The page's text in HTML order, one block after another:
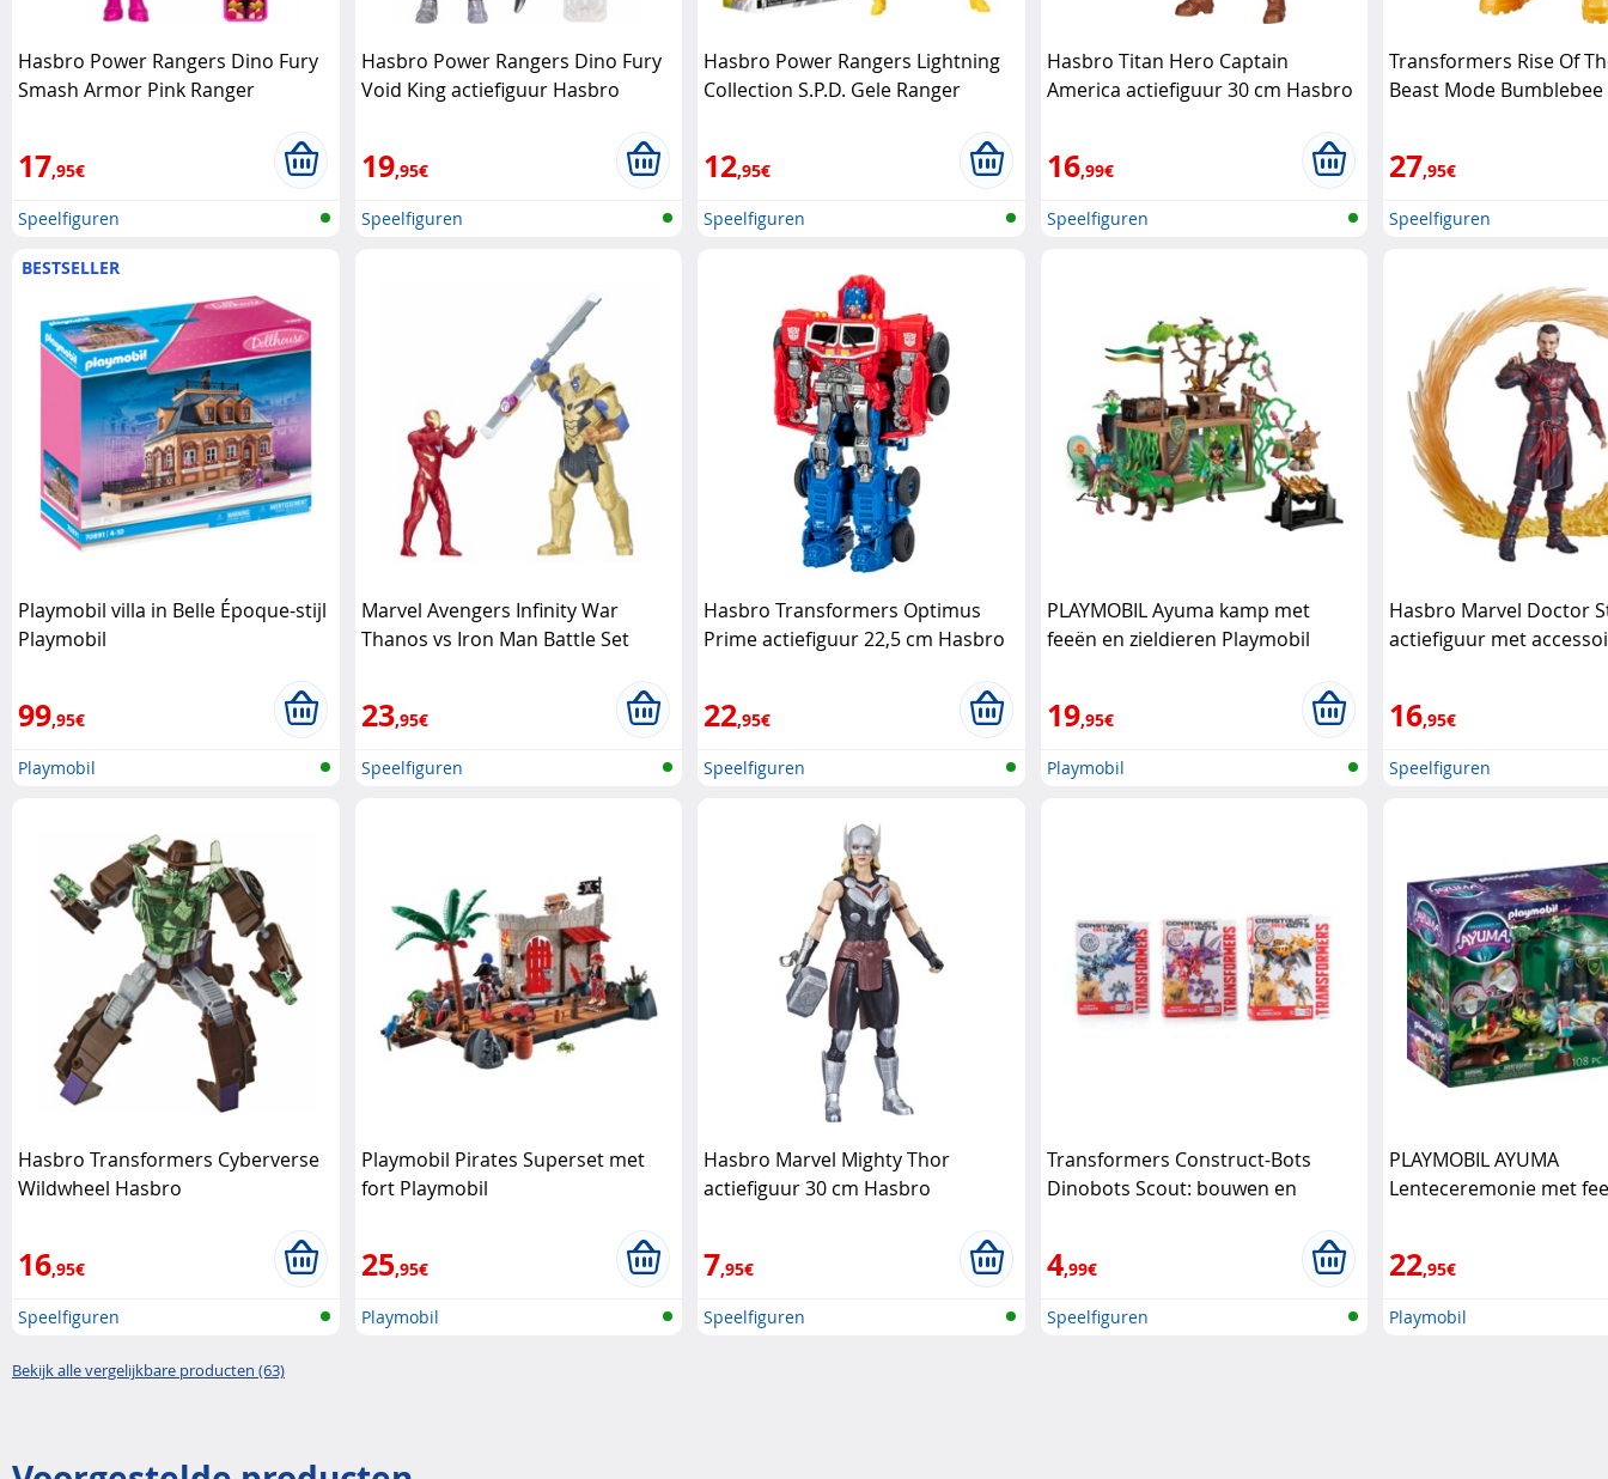
Hasbro Power Rangers Dino Fury
Smash Armor Pink Ranger
17,95€
Speelfiguren
Hasbro Power Rangers Dino Fury
Void King actiefiguur Hasbro
19,95€
Speelfiguren
Hasbro Power Rangers Lightning
Collection S.P.D. Gele Ranger
12,95€
Speelfiguren
Hasbro Titan Hero Captain
America actiefiguur 30 cm Hasbro
16,99€
Speelfiguren
Transformers Rise Of
Beast Mode
27,95€
Speelfiguren
BESTSELLER
Playmobil villa in Belle Époque-stijl
Playmobil
99,95€
Playmobil
Marvel Avengers Infinity War
Thanos vs Iron Man Battle Set
23,95€
Speelfiguren
Hasbro Transformers Optimus
Prime actiefiguur 22,5 cm Hasbro
22,95€
Speelfiguren
PLAYMOBIL Ayuma kamp met
feeën en zieldieren Playmobil
19,95€
Playmobil
Hasbro Marvel Doctor
actiefiguur met
16,95€
Speelfiguren
Hasbro Transformers Cyberverse
Wildwheel Hasbro
16,95€
Speelfiguren
Playmobil Pirates Superset met
fort Playmobil
25,95€
Playmobil
Hasbro Marvel Mighty Thor
actiefiguur 30 cm Hasbro
7,95€
Speelfiguren
Transformers Construct-Bots
Dinobots Scout: bouwen en
4,99€
Speelfiguren
PLAYMOBIL AYUMA
Lenteceremonie met
22,95€
Playmobil
Bekijk alle vergelijkbare producten (63)